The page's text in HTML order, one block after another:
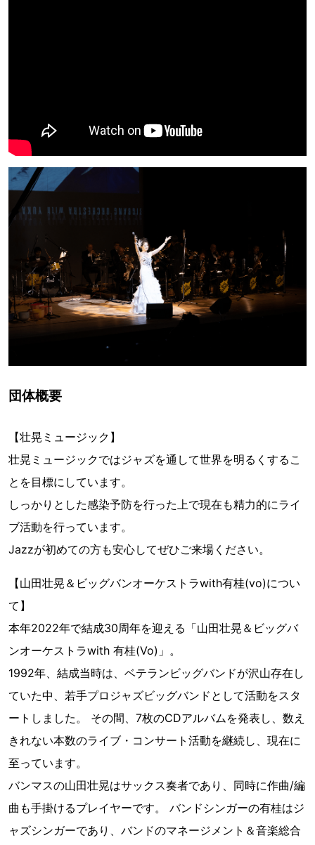
団体概要
【壮晃ミュージック】
壮晃ミュージックではジャズを通して世界を明るくするこ
とを目標にしています。
しっかりとした感染予防を行った上で現在も精力的にライ
ブ活動を行っています。
Jazzが初めての方も安心してぜひご来場ください。
【山田壮晃＆ビッグバンオーケストラwith有桂(vo)につい
て】
本年2022年で結成30周年を迎える「山田壮晃＆ビッグバ
ンオーケストラwith 有桂(Vo)」。
1992年、結成当時は、ベテランビッグバンドが沢山存在し
ていた中、若手プロジャズビッグバンドとして活動をスタ
ートしました。 その間、7枚のCDアルバムを発表し、数え
きれない本数のライブ・コンサート活動を継続し、現在に
至っています。
バンマスの山田壮晃はサックス奏者であり、同時に作曲/編
曲も手掛けるプレイヤーです。 バンドシンガーの有桂はジ
ャズシンガーであり、バンドのマネージメント＆音楽総合